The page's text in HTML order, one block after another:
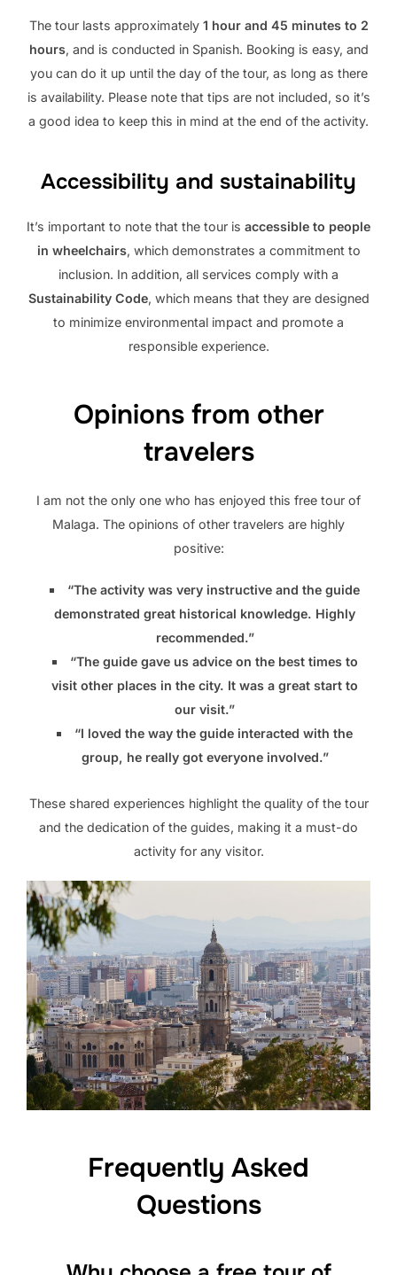
The tour lasts approximately 1 hour and 45 minutes to 2
hours, and is conducted in Spanish. Booking is easy, and
you can do it up until the day of the tour, as long as there
is availability. Please note that tips are not included, so it’s
a good idea to keep this in mind at the end of the activity.
Accessibility and sustainability
It’s important to note that the tour is accessible to people
in wheelchairs, which demonstrates a commitment to
inclusion. In addition, all services comply with a
Sustainability Code, which means that they are designed
to minimize environmental impact and promote a
responsible experience.
Opinions from other
travelers
I am not the only one who has enjoyed this free tour of
Malaga. The opinions of other travelers are highly
positive:
“The activity was very instructive and the guide
demonstrated great historical knowledge. Highly
recommended.”
“The guide gave us advice on the best times to
visit other places in the city. It was a great start to
our visit.”
“I loved the way the guide interacted with the
group, he really got everyone involved.”
These shared experiences highlight the quality of the tour
and the dedication of the guides, making it a must-do
activity for any visitor.
Frequently Asked
Questions